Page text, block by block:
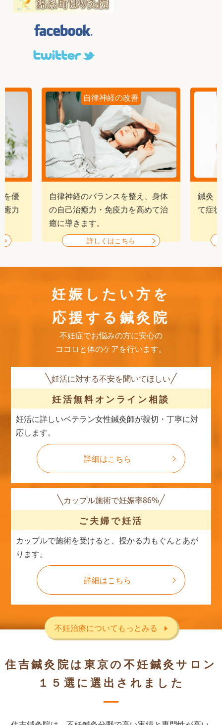
を優
癒力
自律神経の改善
自律神経のバランスを整え、身体
の自己治癒力・免疫力を高めて治
癒に導きます。
詳しくはこちら
鍼灸
て症
妊娠したい方を
応援する鍼灸院
不妊症でお悩みの方に安心の
ココロと体のケアを行います。
妊活に対する不安を聞いてほしい
妊活無料オンライン相談
妊活に詳しいベテラン女性鍼灸師が親切・丁寧に対
応します。
詳細はこちら
カップル施術で妊娠率86%
ご夫婦で妊活
カップルで施術を受けると、授かる力もぐんとあが
ります。
詳細はこちら
不妊治療についてもっとみる
住吉鍼灸院は東京の不妊鍼灸サロン
１５選に選出されました